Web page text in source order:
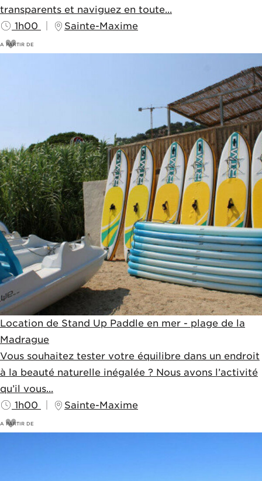
transparents et naviguez en toute...
1h00
Sainte-Maxime
A PARTIR DE
Location de Stand Up Paddle en mer - plage de la
Madrague
Vous souhaitez tester votre équilibre dans un endroit
à la beauté naturelle inégalée ? Nous avons l’activité
qu’il vous...
1h00
Sainte-Maxime
A PARTIR DE